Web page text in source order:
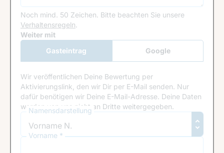
Noch mind. 50 Zeichen. Bitte beachten Sie unsere
Verhaltensregeln.
Google Recaptcha
Weiter mit
Gasteintrag
Google
Anmeldung
Wir veröffentlichen Deine Bewertung per
Aktivierungslink, den wir Dir per E-Mail senden. Nur
dafür benötigen wir Deine E-Mail-Adresse. Deine Daten
werden von uns nicht an Dritte weitergegeben.
Namensdarstellung
Vorname *